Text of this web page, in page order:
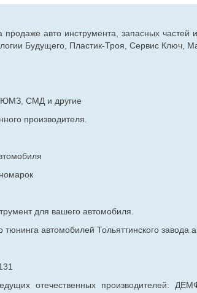
продаже авто инструмента, запасных
Будущего, Пластик-Троя, Сервис Ключ,
ЮМЗ, СМД и другие
производителя.
для вашего автомобиля.
тюнинга автомобилей Тольяттинского
отечественных производителей: